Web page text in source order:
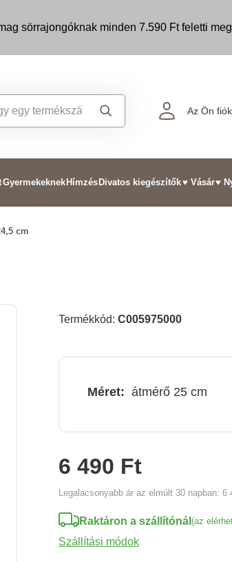
sörrajongóknak minden 7.590 Ft feletti
Az Ön
Gyermekeknek Hímzés Divatos kiegészítők♥ Vásár♥
cm
Termékkód: C005975000
Méret: átmérő 25 cm
6 490 Ft
Legalacsonyabb ár az elmúlt 30 napban: 6
Raktáron a szállítónál (az
Szállítási módok